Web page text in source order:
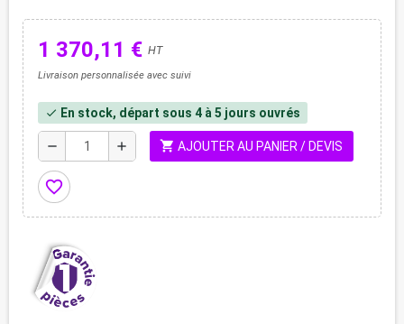
1 370,11 € HT
Livraison personnalisée avec suivi
check En stock, départ sous 4 à 5 jours ouvrés
remove add shopping_cart AJOUTER AU PANIER / DEVIS
favorite_border